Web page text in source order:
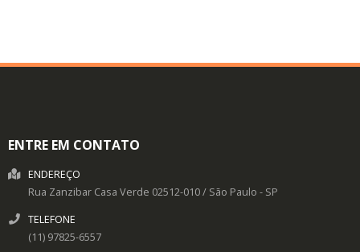
ENTRE EM CONTATO
ENDEREÇO
Rua Zanzibar Casa Verde 02512-010/ São Paulo - SP
TELEFONE
(11) 97825-6557